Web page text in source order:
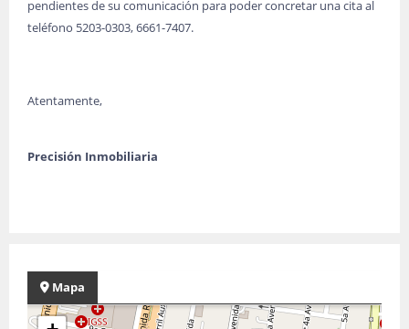
pendientes de su comunicación para poder concretar una cita al
teléfono 5203-0303, 6661-7407.
Atentamente,
Precisión Inmobiliaria
Mapa